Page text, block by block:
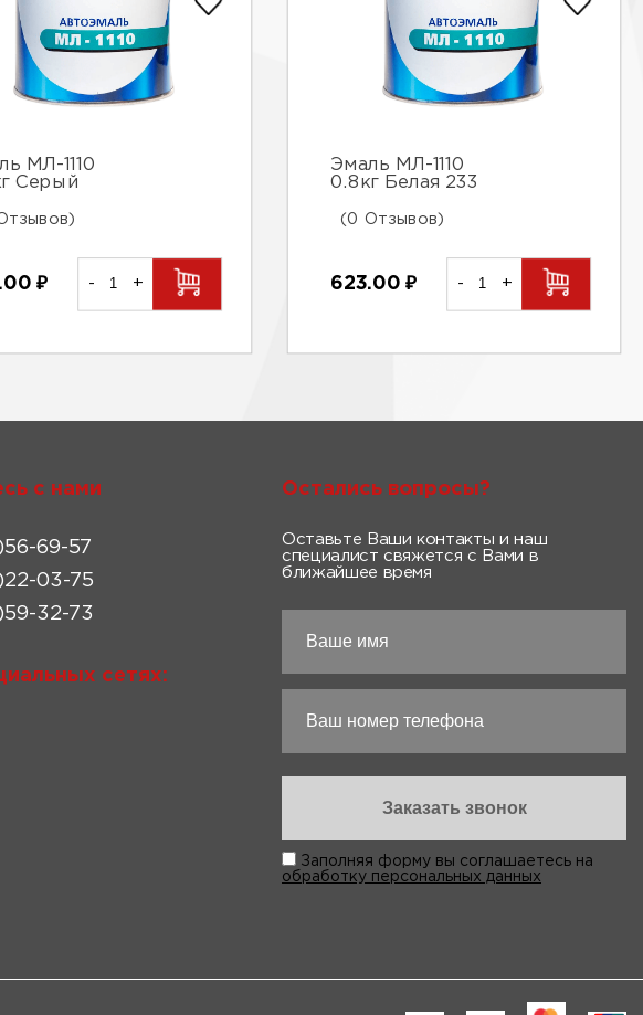
МЛ-1110
Серый
₽ - +
Эмаль МЛ-1110
0.8кг Белая 233
(0 Отзывов)
623.00₽ - +
с нами
69-57
03-75
32-73
сетях:
Остались вопросы?
Оставьте Ваши контакты и наш
специалист свяжется с Вами в
ближайшее время
Заполняя форму вы соглашаетесь на
обработку персональных данных